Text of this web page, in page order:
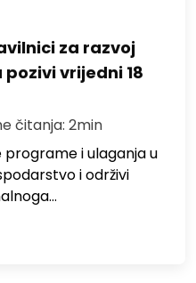
za razvoj
vrijedni 18
čitanja: 2min
i ulaganja u
i održivi